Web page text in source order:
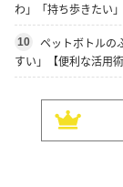
わ」「持ち歩きたい
10
ペットボトルの
すい」【便利な活用術